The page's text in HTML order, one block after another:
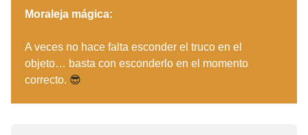
Moraleja mágica:
A veces no hace falta esconder el truco en el
objeto… basta con esconderlo en el momento
correcto. 😎